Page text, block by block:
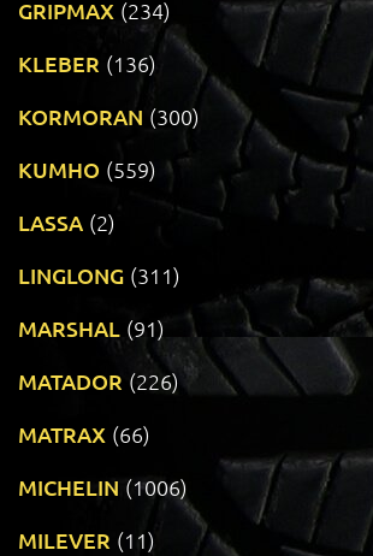
GRIPMAX (234)
KLEBER (136)
KORMORAN (300)
KUMHO (559)
LASSA (2)
LINGLONG (311)
MARSHAL (91)
MATADOR (226)
MATRAX (66)
MICHELIN (1006)
MILEVER (11)